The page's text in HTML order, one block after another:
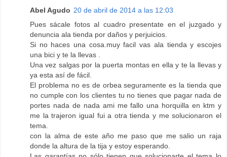
Abel Agudo 20 de abril de 2014 a las 12:03
Pues sácale fotos al cuadro presentate en el juzgado y
denuncia ala tienda por daños y perjuicios.
Si no haces una cosa.muy facil vas ala tienda y escojes
una bici y te la llevas .
Una vez salgas por la puerta montas en ella y te la llevas y
ya esta así de fácil.
El problema no es de orbea seguramente es la tienda que
no cumple con los clientes tu no tienes que pagar nada de
portes nada de nada ami me fallo una horquilla en ktm y
me la trajeron igual fui a otra tienda y me solucionaron el
tema.
con la alma de este año me paso que me salio un raja
donde la altura de la tija y estoy esperando.